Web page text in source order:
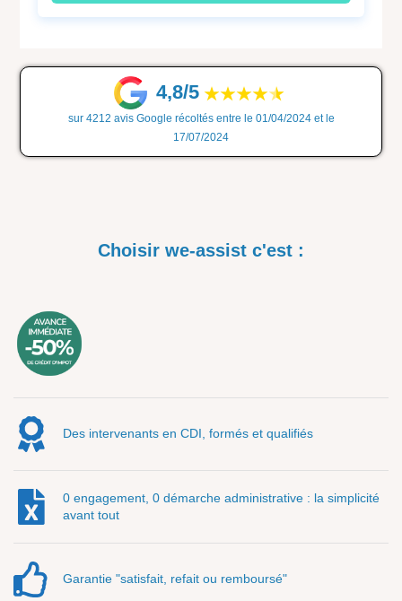
4,8/5
sur 4212 avis Google récoltés entre le 01/04/2024 et le
17/07/2024
Choisir we-assist c'est :
Des intervenants en CDI, formés et qualifiés
0 engagement, 0 démarche administrative : la simplicité
avant tout
Garantie "satisfait, refait ou remboursé"